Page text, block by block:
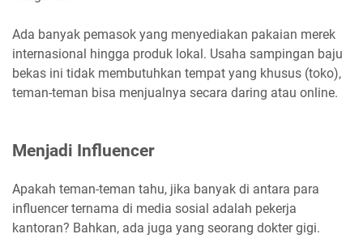
Ada banyak pemasok yang menyediakan pakaian merek
internasional hingga produk lokal. Usaha sampingan baju
bekas ini tidak membutuhkan tempat yang khusus (toko),
teman-teman bisa menjualnya secara daring atau online.
Menjadi Influencer
Apakah teman-teman tahu, jika banyak di antara para
influencer ternama di media sosial adalah pekerja
kantoran? Bahkan, ada juga yang seorang dokter gigi.